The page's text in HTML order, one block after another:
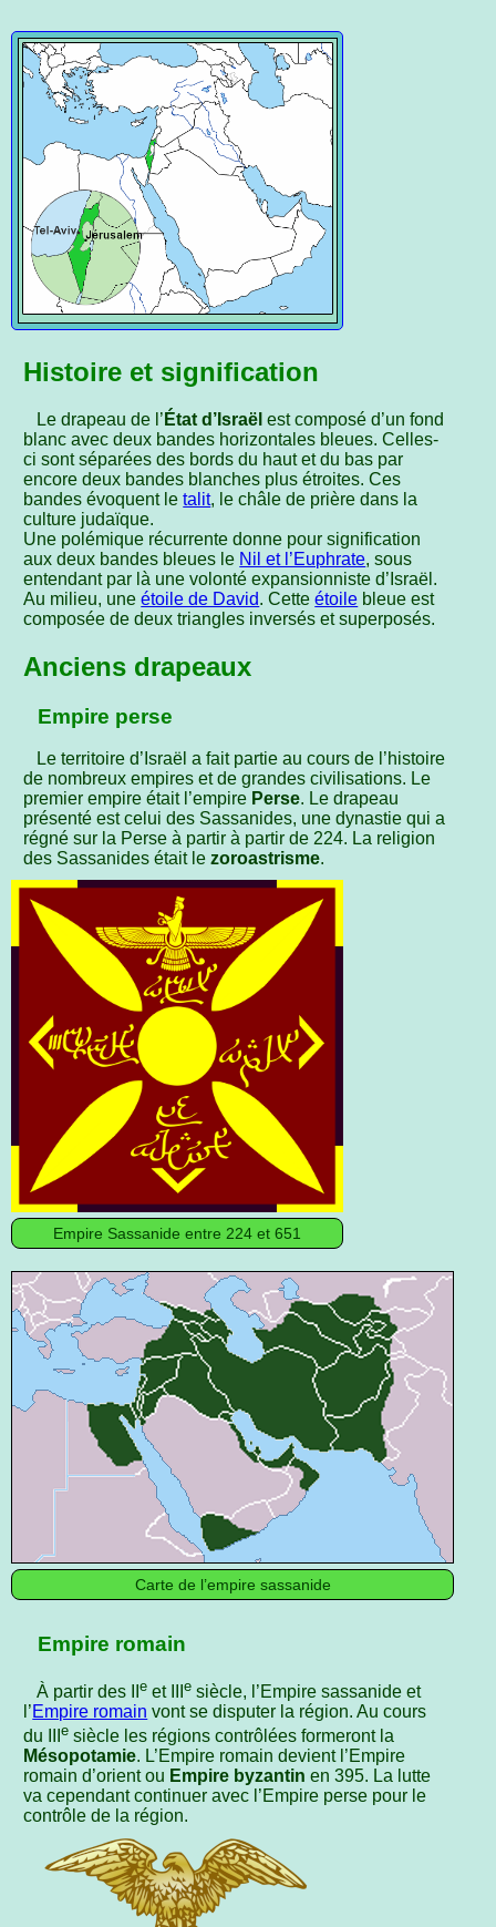
Histoire et signification
Le drapeau de l’ État d’Israël est composé d’un fond
blanc avec deux bandes horizontales bleues. Celles-
ci sont séparées des bords du haut et du bas par
encore deux bandes blanches plus étroites. Ces
bandes évoquent letalit, le châle de prière dans la
culture judaïque.
Une polémique récurrente donne pour signification
aux deux bandes bleues le Nil et l’Euphrate, sous
entendant par là une volonté expansionniste d’Israël.
Au milieu, uneétoile de David. Cetteétoile bleue est
composée de deux triangles inversés et superposés.
Anciens drapeaux
Empire perse
Le territoire d’Israël a fait partie au cours de l’histoire
de nombreux empires et de grandes civilisations. Le
premier empire était l’empire Perse. Le drapeau
présenté est celui des Sassanides, une dynastie qui a
régné sur la Perse à partir à partir de 224. La religion
des Sassanides était lezoroastrisme.
Empire Sassanide entre 224 et 651
Carte de l’empire sassanide
Empire romain
À partir des II eet III esiècle, l’Empire sassanide et
l’Empire romain vont se disputer la région. Au cours
du IIIe siècle les régions contrôlées formeront la
Mésopotamie. L’Empire romain devient l’Empire
romain d’orient ou Empire byzantin en 395. La lutte
va cependant continuer avec l’Empire perse pour le
contrôle de la région.